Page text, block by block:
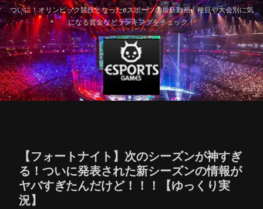
ついに！オリンピック競技となったeスポーツの最新動画！種目や大会別に気
になる賞金などランキングをチェック！
【フォートナイト】次のシーズンが神すぎ
る！ついに発表された新シーズンの情報が
ヤバすぎたんだけど！！！【ゆっくり実
況】